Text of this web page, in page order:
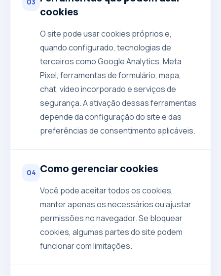
cookies
O site pode usar cookies próprios e,
quando configurado, tecnologias de
terceiros como Google Analytics, Meta
Pixel, ferramentas de formulário, mapa,
chat, vídeo incorporado e serviços de
segurança. A ativação dessas ferramentas
depende da configuração do site e das
preferências de consentimento aplicáveis.
04 Como gerenciar cookies
Você pode aceitar todos os cookies,
manter apenas os necessários ou ajustar
permissões no navegador. Se bloquear
cookies, algumas partes do site podem
funcionar com limitações.